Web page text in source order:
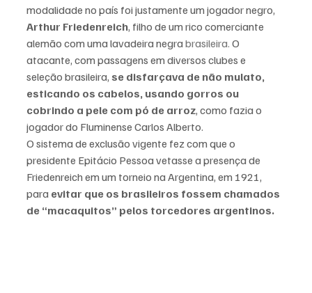
modalidade no país foi justamente um jogador negro,
Arthur Friedenreich, filho de um rico comerciante
alemão com uma lavadeira negra brasileira. O
atacante, com passagens em diversos clubes e
seleção brasileira, se disfarçava de não mulato,
esticando os cabelos, usando gorros ou
cobrindo a pele com pó de arroz, como fazia o
jogador do Fluminense Carlos Alberto.
O sistema de exclusão vigente fez com que o
presidente Epitácio Pessoa vetasse a presença de
Friedenreich em um torneio na Argentina, em 1921,
para evitar que os brasileiros fossem chamados
de “macaquitos” pelos torcedores argentinos.